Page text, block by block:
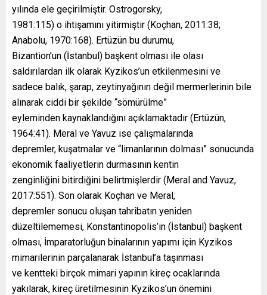
yılında ele geçirilmiştir. Ostrogorsky,
1981:115) o ihtişamını yitirmiştir (Koçhan, 2011:38;
Anabolu, 1970:168). Ertüzün bu durumu,
Bizantion’un (İstanbul) başkent olması ile olası
saldırılardan ilk olarak Kyzikos’un etkilenmesini ve
sadece balık, şarap, zeytinyağının değil mermerlerinin bile
alınarak ciddi bir şekilde “sömürülme”
eyleminden kaynaklandığını açıklamaktadır (Ertüzün,
1964:41). Meral ve Yavuz ise çalışmalarında
depremler, kuşatmalar ve “limanlarının dolması” sonucunda
ekonomik faaliyetlerin durmasının kentin
zenginliğini bitirdiğini belirtmişlerdir (Meral and Yavuz,
2017:551). Son olarak Koçhan ve Meral,
depremler sonucu oluşan tahribatın yeniden
düzeltilememesi, Konstantinopolis’in (İstanbul) başkent
olması, İmparatorluğun binalarının yapımı için Kyzikos
mimarilerinin parçalanarak İstanbul’a taşınması
ve kentteki birçok mimari yapının kireç ocaklarında
yakılarak, kireç üretilmesinin Kyzikos’un önemini